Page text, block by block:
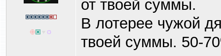
от твоей суммы.
В лотерее чужой
твоей суммы. 50-